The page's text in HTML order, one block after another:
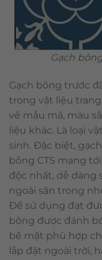
Gạch
Gạch bông trước
trong vật liệu
về mẫu mã, màu
liệu khác. Là loại
sinh. Đặc biệt,
bông CTS mang
độc nhất, dễ dàng
ngoài sân trong
Để sử dụng đạt
bông được đánh
bề mặt phù hợp
lắp đặt ngoài trời,